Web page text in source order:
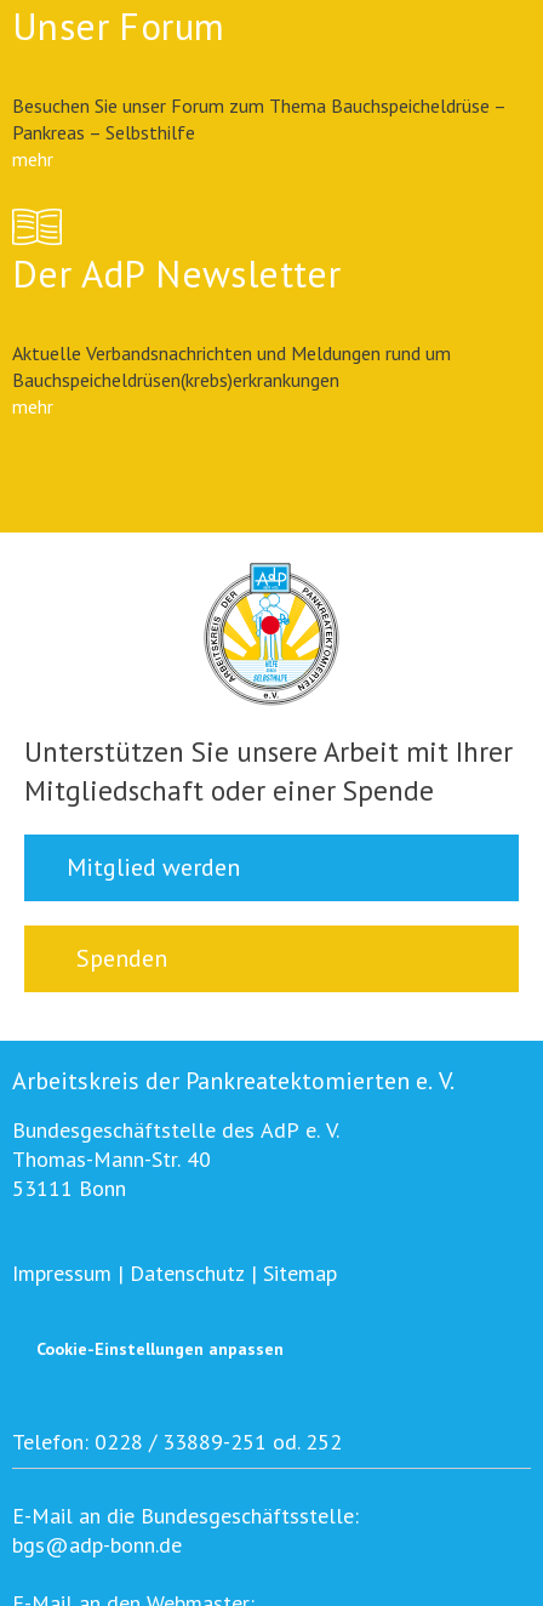
Unser Forum
Besuchen Sie unser Forum zum Thema Bauchspeicheldrüse –
Pankreas – Selbsthilfe
mehr
Der AdP Newsletter
Aktuelle Verbandsnachrichten und Meldungen rund um
Bauchspeicheldrüsen(krebs)erkrankungen
mehr
Unterstützen Sie unsere Arbeit mit Ihrer
Mitgliedschaft oder einer Spende
Mitglied werden
Spenden
Arbeitskreis der Pankreatektomierten e. V.
Bundesgeschäftstelle des AdP e. V.
Thomas-Mann-Str. 40
53111 Bonn
Impressum | Datenschutz | Sitemap
Cookie-Einstellungen anpassen
Telefon: 0228 / 33889-251 od. 252
E-Mail an die Bundesgeschäftsstelle:
bgs@adp-bonn.de